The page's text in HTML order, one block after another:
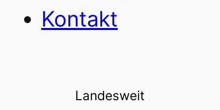
Kontakt
Landesweit